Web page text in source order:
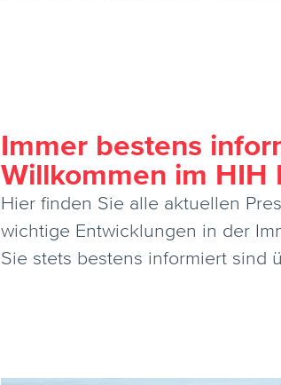
Immer bestens
Willkommen im HIH
Hier finden Sie alle aktuellen
wichtige Entwicklungen in der
Sie stets bestens informiert sind